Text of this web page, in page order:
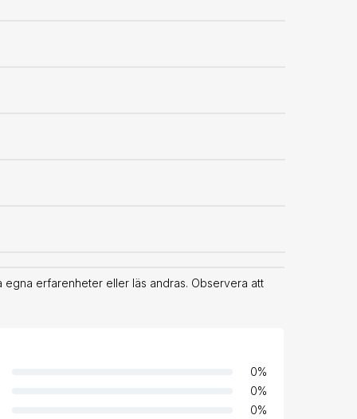
egna erfarenheter eller läs andras. Observera att
0%
0%
0%